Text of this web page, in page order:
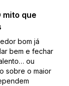
mito que
bom já
bem e fechar
ou
sobre o maior